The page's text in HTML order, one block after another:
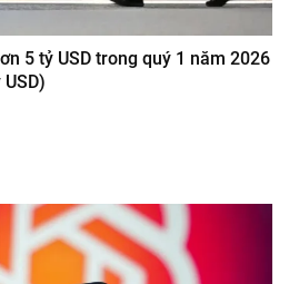
5 tỷ USD trong quý 1 năm 2026